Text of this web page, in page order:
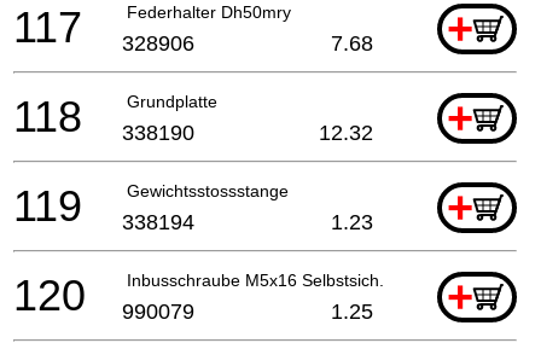
Federhalter Dh50mry +
117 328906 7.68
Grundplatte +
118 338190 12.32
Gewichtsstossstange +
119 338194 1.23
Inbusschraube M5x16 Selbstsich. +
120 990079 1.25